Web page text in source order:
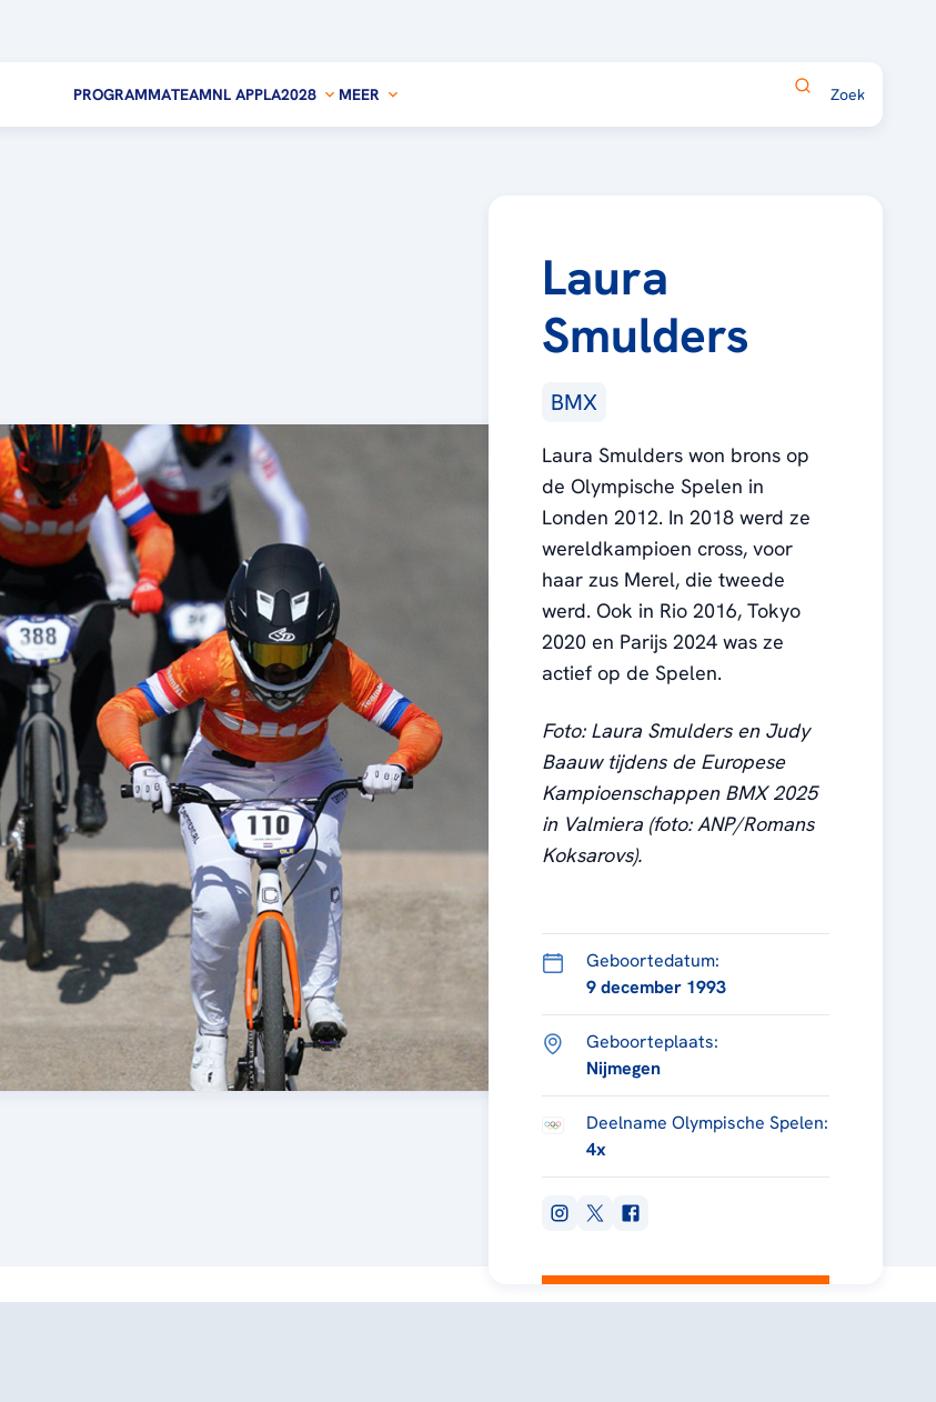
PROGRAMMATEAMNL APPLA2028 MEER
Laura
Smulders
BMX
Laura Smulders won brons op
de Olympische Spelen in
Londen 2012. In 2018 werd ze
wereldkampioen cross, voor
haar zus Merel, die tweede
werd. Ook in Rio 2016, Tokyo
2020 en Parijs 2024 was ze
actief op de Spelen.
Foto: Laura Smulders en Judy
Baauw tijdens de Europese
Kampioenschappen BMX 2025
in Valmiera (foto: ANP/Romans
Koksarovs).
Geboortedatum:
9 december 1993
Geboorteplaats:
Nijmegen
Deelname Olympische Spelen:
4x